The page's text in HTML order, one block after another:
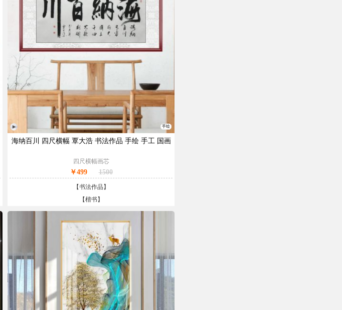
手绘
海纳百川 四尺横幅 覃大浩 书法作品 手绘 手工 国画
四尺横幅画芯
￥499 1500
【书法作品 】
【楷书】